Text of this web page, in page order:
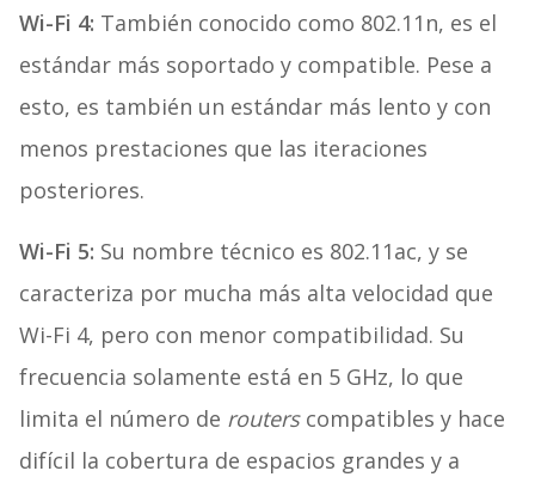
Wi-Fi 4: También conocido como 802.11n, es el
estándar más soportado y compatible. Pese a
esto, es también un estándar más lento y con
menos prestaciones que las iteraciones
posteriores.
Wi-Fi 5: Su nombre técnico es 802.11ac, y se
caracteriza por mucha más alta velocidad que
Wi-Fi 4, pero con menor compatibilidad. Su
frecuencia solamente está en 5 GHz, lo que
limita el número de routerscompatibles y hace
difícil la cobertura de espacios grandes y a